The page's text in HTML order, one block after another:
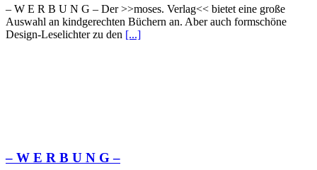
– W Ε R Β U Ν G – Der >>moses. Verlag<< bietet eine große
Auswahl an kindgerechten Büchern an. Aber auch formschöne
Design-Leselichter zu den [...]
– W Ε R Β U Ν G –